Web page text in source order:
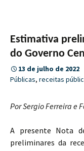
Estimativa
do Governo
13 de julho de 2022
Públicas, receitas
Por Sergio Ferreira e
A presente Nota
preliminares da